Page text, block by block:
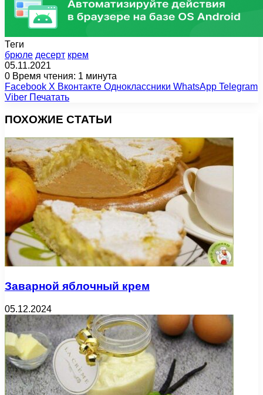
Теги
брюле десерт крем
05.11.2021
0 Время чтения: 1 минута
Facebook X Вконтакте Одноклассники WhatsApp Telegram
Viber Печатать
ПОХОЖИЕ СТАТЬИ
Заварной яблочный крем
05.12.2024